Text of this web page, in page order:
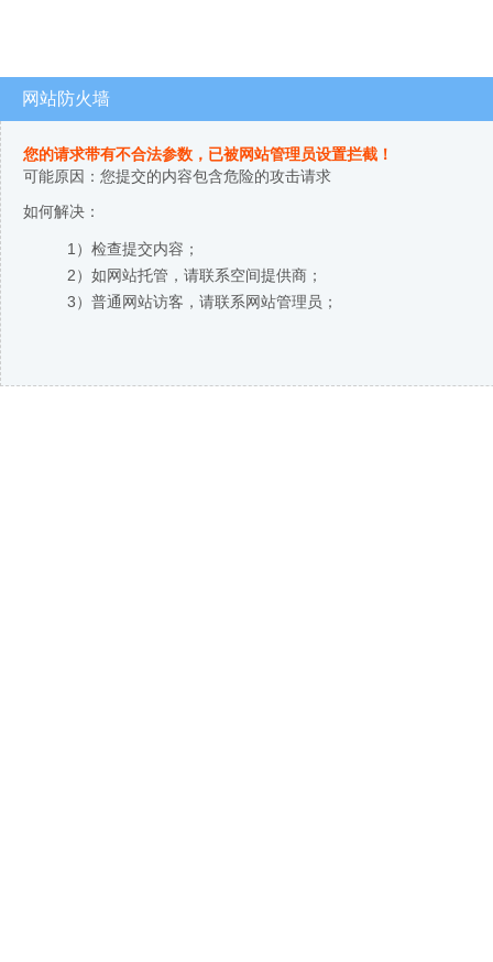
网站防火墙
您的请求带有不合法参数，已被网站管理员设置拦截！
可能原因：您提交的内容包含危险的攻击请求
如何解决：
1）检查提交内容；
2）如网站托管，请联系空间提供商；
3）普通网站访客，请联系网站管理员；